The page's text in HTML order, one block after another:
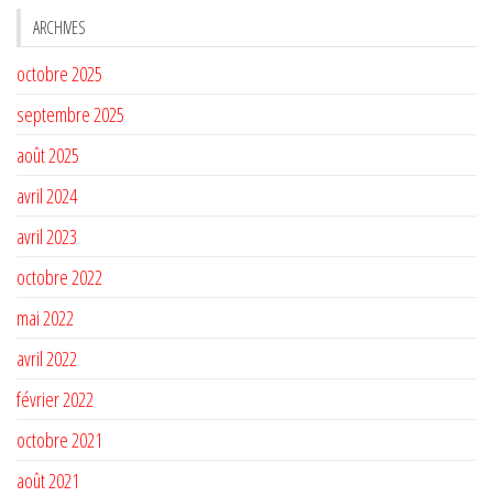
ARCHIVES
octobre 2025
septembre 2025
août 2025
avril 2024
avril 2023
octobre 2022
mai 2022
avril 2022
février 2022
octobre 2021
août 2021